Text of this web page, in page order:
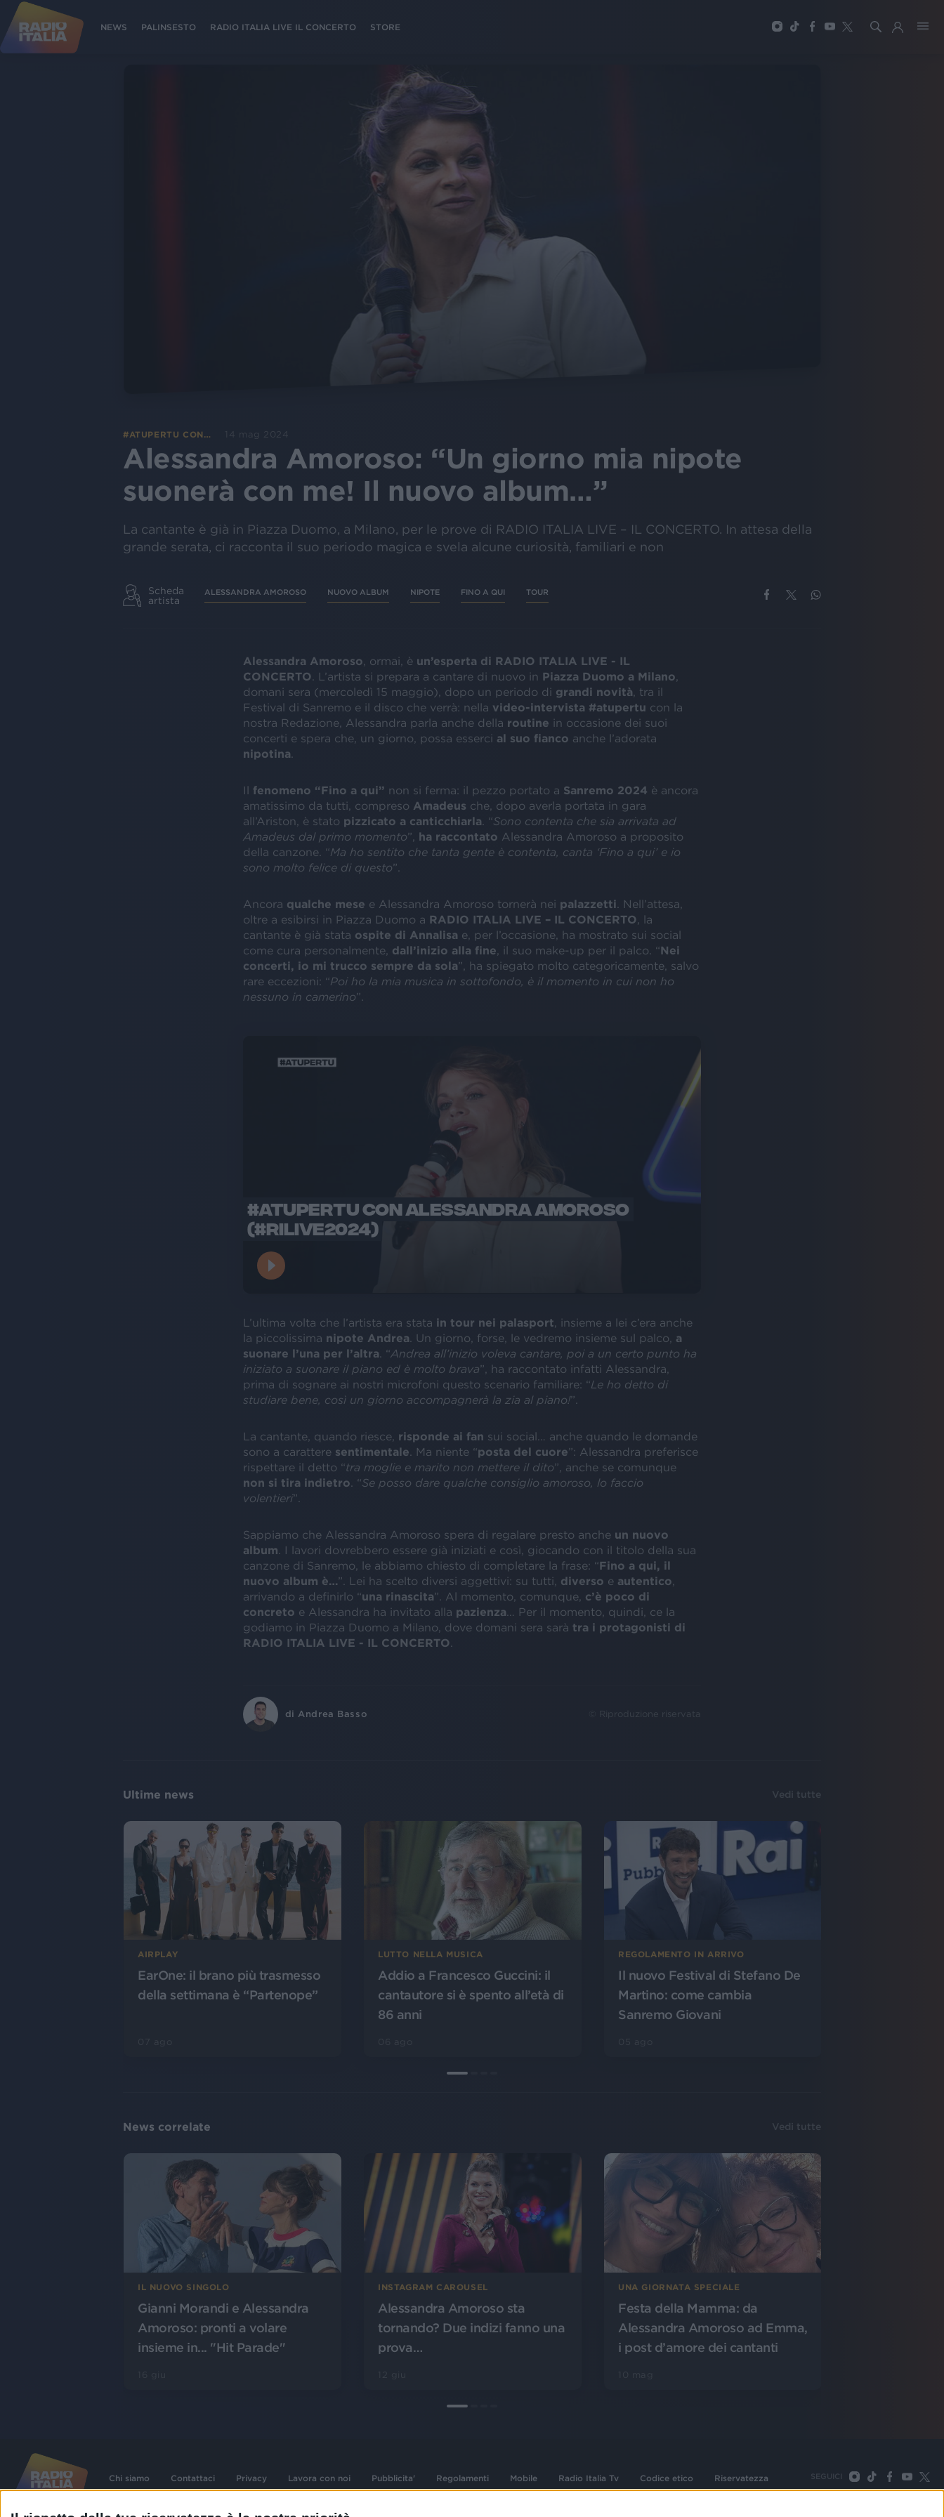
NEWS PALINSESTO RADIO ITALIA LIVE IL CONCERTO STORE
#ATUPERTU CON… 14 mag 2024
Alessandra Amoroso: “Un giorno mia nipote
suonerà con me! Il nuovo album…”
La cantante è già in Piazza Duomo, a Milano, per le prove di RADIO ITALIA LIVE – IL CONCERTO. In attesa della
grande serata, ci racconta il suo periodo magica e svela alcune curiosità, familiari e non
Scheda
artista
ALESSANDRA AMOROSO NUOVO ALBUM NIPOTE FINO A QUI TOUR
Alessandra Amoroso , ormai, èun’esperta di RADIO ITALIA LIVE - IL
CONCERTO . L’artista si prepara a cantare di nuovo in Piazza Duomo a Milano
domani sera (mercoledì 15 maggio), dopo un periodo di grandi novità , tra il
Festival di Sanremo e il disco che verrà: nella video-intervista #atupertu con la
nostra Redazione, Alessandra parla anche della routine in occasione dei suoi
concerti e spera che, un giorno, possa esserci al suo fianco anche l’adorata
nipotina
Il fenomeno “Fino a qui” non si ferma: il pezzo portato a Sanremo 2024 è ancora
amatissimo da tutti, compreso Amadeus che, dopo averla portata in gara
all’Ariston, è stato pizzicato a canticchiarla . “Sono contenta che sia arrivata ad
Amadeus dal primo momento”, ha raccontato Alessandra Amoroso a proposito
della canzone. “Ma ho sentito che tanta gente è contenta, canta ‘Fino a qui’ e io
sono molto felice di questo”.
Ancora qualche mese e Alessandra Amoroso tornerà nei palazzetti . Nell’attesa,
oltre a esibirsi in Piazza Duomo a RADIO ITALIA LIVE – IL CONCERTO , la
cantante è già stata ospite di Annalisa e, per l’occasione, ha mostrato sui social
come cura personalmente, dall’inizio alla fine , il suo make-up per il palco. “Nei
concerti, io mi trucco sempre da sola”, ha spiegato molto categoricamente, salvo
rare eccezioni: “Poi ho la mia musica in sottofondo, è il momento in cui non ho
nessuno in camerino”.
#ATUPERTU CON ALESSANDRA AMOROSO
(#RILIVE2024)
L’ultima volta che l’artista era stata in tour nei palasport , insieme a lei c’era anche
la piccolissima nipote Andrea . Un giorno, forse, le vedremo insieme sul palco, a
suonare l’una per l’altra . “Andrea all’inizio voleva cantare, poi a un certo punto ha
iniziato a suonare il piano ed è molto brava”, ha raccontato infatti Alessandra,
prima di sognare ai nostri microfoni questo scenario familiare: “Le ho detto di
studiare bene, così un giorno accompagnerà la zia al piano!”.
La cantante, quando riesce, risponde ai fan sui social… anche quando le domande
sono a carattere sentimentale . Ma niente “posta del cuore”: Alessandra preferisce
rispettare il detto “tra moglie e marito non mettere il dito”, anche se comunque
non si tira indietro . “Se posso dare qualche consiglio amoroso, lo faccio
volentieri”.
Sappiamo che Alessandra Amoroso spera di regalare presto anche un nuovo
album . I lavori dovrebbero essere già iniziati e così, giocando con il titolo della sua
canzone di Sanremo, le abbiamo chiesto di completare la frase: “Fino a qui, il
nuovo album è…”. Lei ha scelto diversi aggettivi: su tutti, diverso e autentico
arrivando a definirlo “una rinascita”. Al momento, comunque, c’è poco di
concreto e Alessandra ha invitato alla pazienza … Per il momento, quindi, ce la
godiamo in Piazza Duomo a Milano, dove domani sera sarà tra i protagonisti di
RADIO ITALIA LIVE - IL CONCERTO
di Andrea Basso © Riproduzione riservata
Ultime news Vedi tutte
AIRPLAY
EarOne: il brano più trasmesso
della settimana è “Partenope”
LUTTO NELLA MUSICA
Addio a Francesco Guccini: il
cantautore si è spento all’età di
86 anni
REGOLAMENTO IN ARRIVO
Il nuovo Festival di Stefano De
Martino: come cambia
Sanremo Giovani
News correlate Vedi tutte
IL NUOVO SINGOLO
Gianni Morandi e Alessandra
Amoroso: pronti a volare
insieme in... "Hit Parade"
INSTAGRAM CAROUSEL
Alessandra Amoroso sta
tornando? Due indizi fanno una
prova…
UNA GIORNATA SPECIALE
Festa della Mamma: da
Alessandra Amoroso ad Emma,
i post d’amore dei cantanti
Chi siamo Contattaci Privacy Lavora con noi Pubblicita' Regolamenti Mobile Radio Italia Tv Codice etico Riservatezza SEGUICI